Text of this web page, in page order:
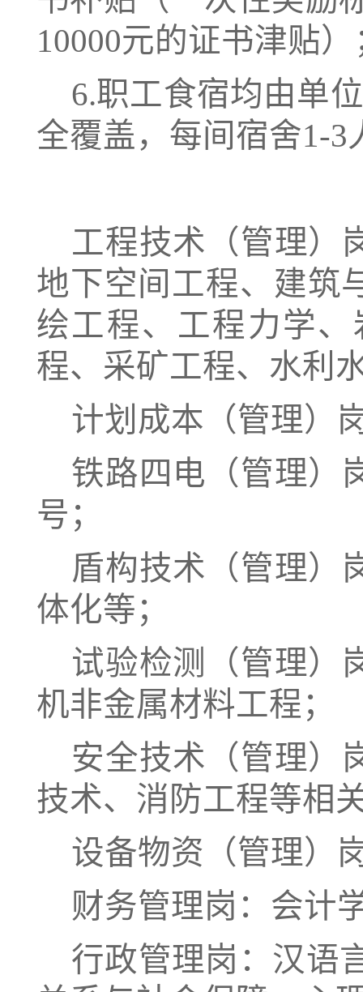
10000元的证书津贴）
6.职工食宿均由单
全覆盖，每间宿舍1-
工程技术（管理）
地下空间工程、建筑
绘工程、工程力学
程、采矿工程、水利
计划成本（管理）
铁路四电（管理）
号；
盾构技术（管理）
体化等；
试验检测（管理）
机非金属材料工程；
安全技术（管理）
技术、消防工程等相
设备物资（管理）
财务管理岗：会计
行政管理岗：汉语